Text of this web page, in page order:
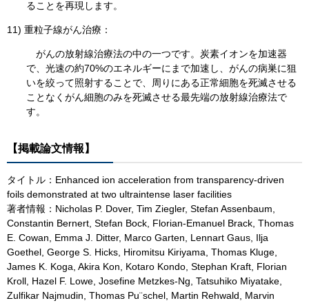
ることを再現します。
11) 重粒子線がん治療：
がんの放射線治療法の中の一つです。炭素イオンを加速器
で、光速の約70%のエネルギーにまで加速し、がんの病巣に狙
いを絞って照射することで、周りにある正常細胞を死滅させる
ことなくがん細胞のみを死滅させる最先端の放射線治療法で
す。​
【掲載論文情報】
タイトル：Enhanced ion acceleration from transparency-driven
foils demonstrated at two ultraintense laser facilities
著者情報：Nicholas P. Dover, Tim Ziegler, Stefan Assenbaum,
Constantin Bernert, Stefan Bock, Florian-Emanuel Brack, Thomas
E. Cowan, Emma J. Ditter, Marco Garten, Lennart Gaus, Ilja
Goethel, George S. Hicks, Hiromitsu Kiriyama, Thomas Kluge,
James K. Koga, Akira Kon, Kotaro Kondo, Stephan Kraft, Florian
Kroll, Hazel F. Lowe, Josefine Metzkes-Ng, Tatsuhiko Miyatake,
Zulfikar Najmudin, Thomas Pu¨schel, Martin Rehwald, Marvin